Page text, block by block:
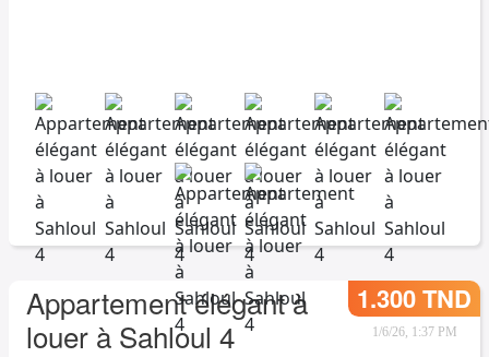
Appartement élégant à
louer à Sahloul 4
1.300 TND
1/6/26, 1:37 PM